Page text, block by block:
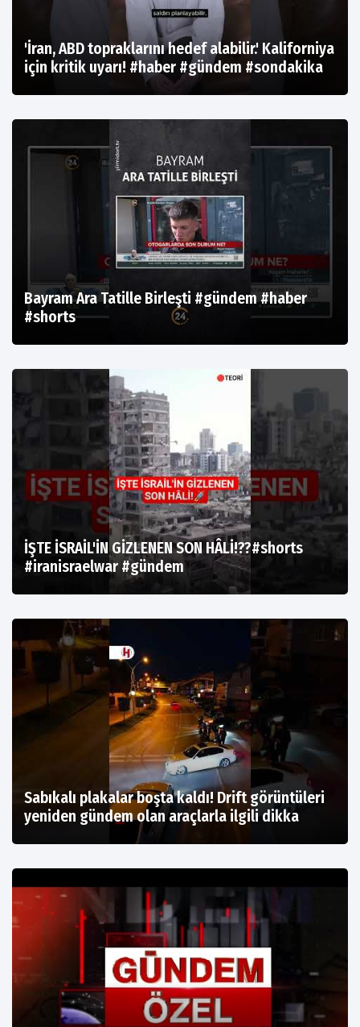
'İran, ABD topraklarını hedef alabilir.' Kaliforniya
için kritik uyarı! #haber #gündem #sondakika
Bayram Ara Tatille Birleşti #gündem #haber
#shorts
İŞTE İSRAİL'İN GİZLENEN SON HÂLİ!??#shorts
#iranisraelwar #gündem
Sabıkalı plakalar boşta kaldı! Drift görüntüleri
yeniden gündem olan araçlarla ilgili dikka